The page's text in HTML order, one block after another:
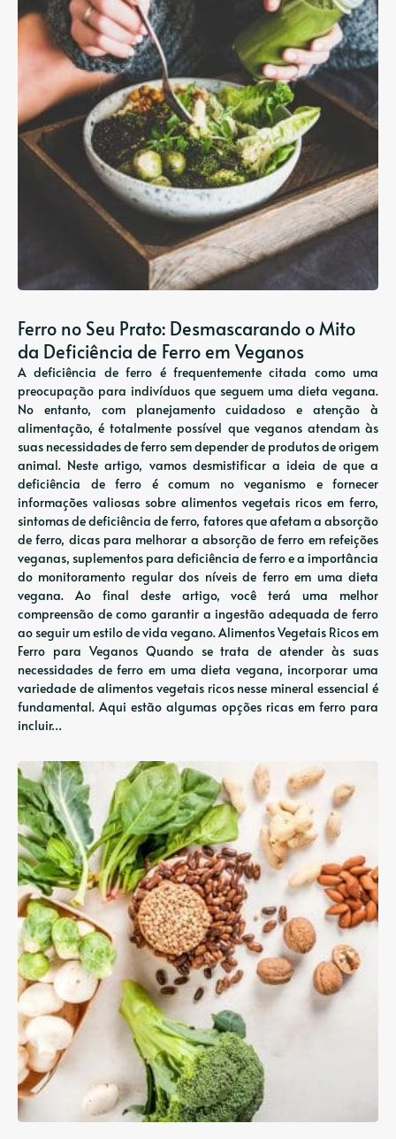
Ferro no Seu Prato: Desmascarando o Mito
da Deficiência de Ferro em Veganos
A deficiência de ferro é frequentemente citada como uma
preocupação para indivíduos que seguem uma dieta vegana.
No entanto, com planejamento cuidadoso e atenção à
alimentação, é totalmente possível que veganos atendam às
suas necessidades de ferro sem depender de produtos de origem
animal. Neste artigo, vamos desmistificar a ideia de que a
deficiência de ferro é comum no veganismo e fornecer
informações valiosas sobre alimentos vegetais ricos em ferro,
sintomas de deficiência de ferro, fatores que afetam a absorção
de ferro, dicas para melhorar a absorção de ferro em refeições
veganas, suplementos para deficiência de ferro e a importância
do monitoramento regular dos níveis de ferro em uma dieta
vegana. Ao final deste artigo, você terá uma melhor
compreensão de como garantir a ingestão adequada de ferro
ao seguir um estilo de vida vegano. Alimentos Vegetais Ricos em
Ferro para Veganos Quando se trata de atender às suas
necessidades de ferro em uma dieta vegana, incorporar uma
variedade de alimentos vegetais ricos nesse mineral essencial é
fundamental. Aqui estão algumas opções ricas em ferro para
incluir…